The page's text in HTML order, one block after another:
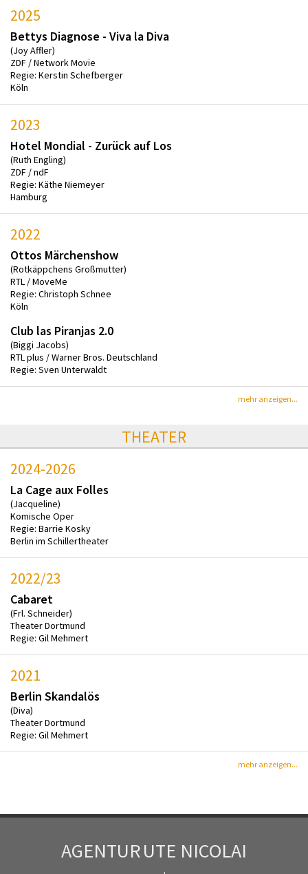
2025
Bettys Diagnose - Viva la Diva
(Joy Affler)
ZDF / Network Movie
Regie: Kerstin Schefberger
Köln
2023
Hotel Mondial - Zurück auf Los
(Ruth Engling)
ZDF / ndF
Regie: Käthe Niemeyer
Hamburg
2022
Ottos Märchenshow
(Rotkäppchens Großmutter)
RTL / MoveMe
Regie: Christoph Schnee
Köln
Club las Piranjas 2.0
(Biggi Jacobs)
RTL plus / Warner Bros. Deutschland
Regie: Sven Unterwaldt
mehr anzeigen...
THEATER
2024-2026
La Cage aux Folles
(Jacqueline)
Komische Oper
Regie: Barrie Kosky
Berlin im Schillertheater
2022/23
Cabaret
(Frl. Schneider)
Theater Dortmund
Regie: Gil Mehmert
2021
Berlin Skandalös
(Diva)
Theater Dortmund
Regie: Gil Mehmert
mehr anzeigen...
AGENTURUTE NICOLAI